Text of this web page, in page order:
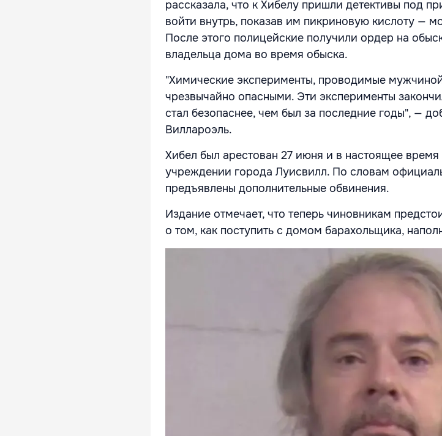
рассказала, что к Хибелу пришли детективы под
войти внутрь, показав им пикриновую кислоту —
После этого полицейские получили ордер на
владельца дома во время обыска.
"Химические эксперименты, проводимые
чрезвычайно опасными. Эти эксперименты
стал безопаснее, чем был за последние годы", —
Виллароэль.
Хибел был арестован 27 июня и в настоящее
учреждении города Луисвилл. По словам
предъявлены дополнительные обвинения.
Издание отмечает, что теперь чиновникам
о том, как поступить с домом барахольщика,